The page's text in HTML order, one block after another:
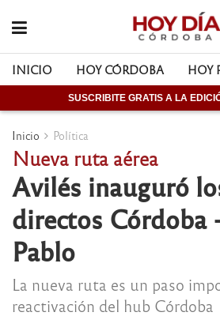
INICIO HOY CÓRDOBA HOY
SUSCRIBITE GRATIS A LA
Inicio Política
Nueva ruta aérea
Avilés inauguró
directos Córdoba
Pablo
La nueva ruta es un paso
reactivación del hub Córdoba